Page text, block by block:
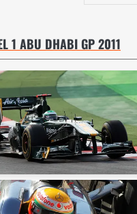
1 ABU DHABI GP 2011